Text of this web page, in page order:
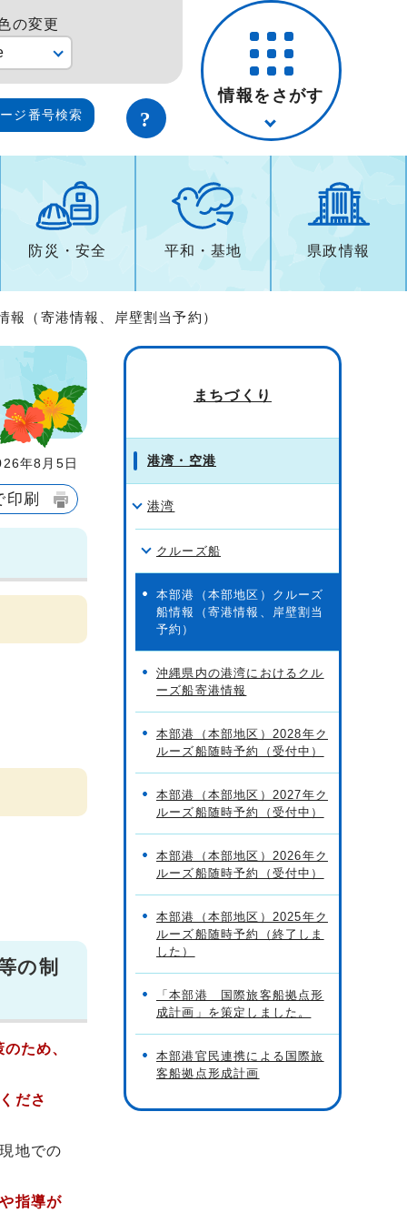
の変更
ジ番号検索
情報をさがす
防災・安全 平和・基地 県政情報
（寄港情報、岸壁割当予約）
年8月5日
印刷
の制
ため、
ださ
地での
指導が
まちづくり
港湾・空港
港湾
クルーズ船
本部港（本部地区）クルーズ
船情報（寄港情報、岸壁割当
予約）
沖縄県内の港湾におけるクル
ーズ船寄港情報
本部港（本部地区）2028年ク
ルーズ船随時予約（受付中）
本部港（本部地区）2027年ク
ルーズ船随時予約（受付中）
本部港（本部地区）2026年ク
ルーズ船随時予約（受付中）
本部港（本部地区）2025年ク
ルーズ船随時予約（終了しま
した）
「本部港 国際旅客船拠点形
成計画」を策定しました。
本部港官民連携による国際旅
客船拠点形成計画